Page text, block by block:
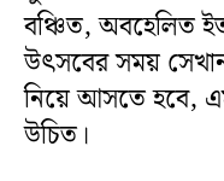
বঞ্চিত, অবহেলিত
উৎসবের সময়
নিয়ে আসতে হবে,
উচিত।